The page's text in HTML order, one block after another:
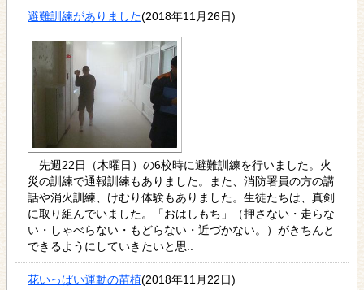
避難訓練がありました(2018年11月26日)
先週22日（木曜日）の6校時に避難訓練を行いました。火
災の訓練で通報訓練もありました。また、消防署員の方の講
話や消火訓練、けむり体験もありました。生徒たちは、真剣
に取り組んでいました。「おはしもち」（押さない・走らな
い・しゃべらない・もどらない・近づかない。）がきちんと
できるようにしていきたいと思..
花いっぱい運動の苗植(2018年11月22日)